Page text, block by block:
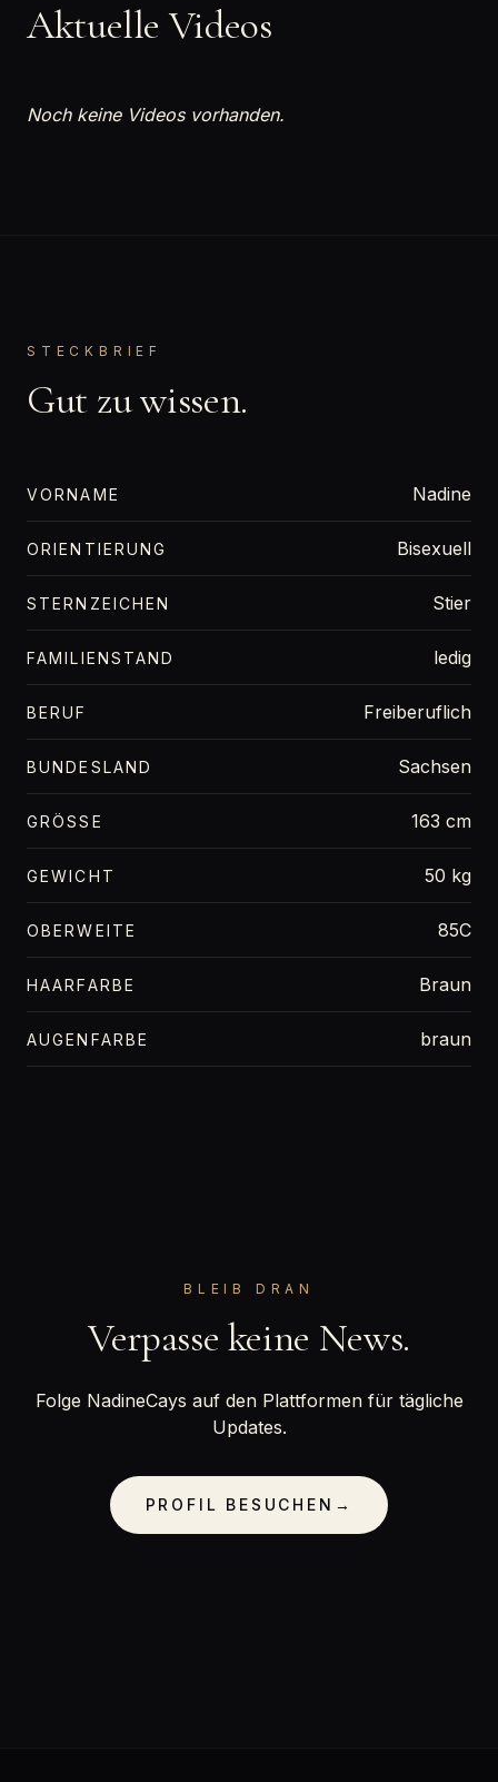
Aktuelle Videos
Noch keine Videos vorhanden.
STECKBRIEF
Gut zu wissen.
VORNAME Nadine
ORIENTIERUNG Bisexuell
STERNZEICHEN Stier
FAMILIENSTAND ledig
BERUF Freiberuflich
BUNDESLAND Sachsen
GRÖSSE 163 cm
GEWICHT 50 kg
OBERWEITE 85C
HAARFARBE Braun
AUGENFARBE braun
BLEIB DRAN
Verpasse keine News.
Folge NadineCays auf den Plattformen für tägliche
Updates.
PROFIL BESUCHEN →